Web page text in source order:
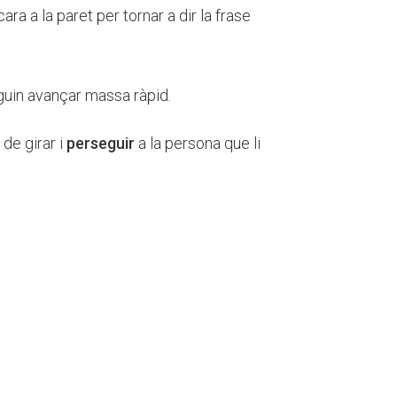
a la paret per tornar a dir la frase
avançar massa ràpid.
de girar i perseguir a la persona que li